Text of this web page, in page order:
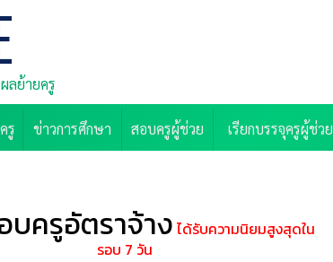
ลย้ายครู
รู ข่าวการศึกษา สอบครูผู้ช่วย เรียกบรรจุครูผู้ช่วย
บครูอัตราจ้าง ได้รับความนิยมสูงสุดใน
รอบ 7 วัน